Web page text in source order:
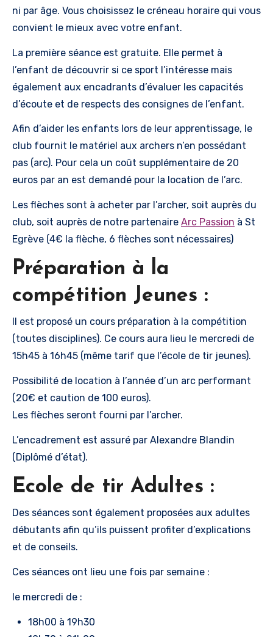
ni par âge. Vous choisissez le créneau horaire qui vous
convient le mieux avec votre enfant.
La première séance est gratuite. Elle permet à
l’enfant de découvrir si ce sport l’intéresse mais
également aux encadrants d’évaluer les capacités
d’écoute et de respects des consignes de l’enfant.
Afin d’aider les enfants lors de leur apprentissage, le
club fournit le matériel aux archers n’en possédant
pas (arc). Pour cela un coût supplémentaire de 20
euros par an est demandé pour la location de l’arc.
Les flèches sont à acheter par l’archer, soit auprès du
club, soit auprès de notre partenaire Arc Passion à St
Egrève (4€ la flèche, 6 flèches sont nécessaires)
Préparation à la
compétition Jeunes :
Il est proposé un cours préparation à la compétition
(toutes disciplines). Ce cours aura lieu le mercredi de
15h45 à 16h45 (même tarif que l’école de tir jeunes).
Possibilité de location à l’année d’un arc performant
(20€ et caution de 100 euros).
Les flèches seront fourni par l’archer.
L’encadrement est assuré par Alexandre Blandin
(Diplômé d’état).
Ecole de tir Adultes :
Des séances sont également proposées aux adultes
débutants afin qu’ils puissent profiter d’explications
et de conseils.
Ces séances ont lieu une fois par semaine :
le mercredi de :
18h00 à 19h30